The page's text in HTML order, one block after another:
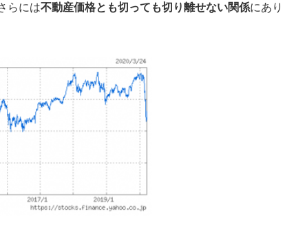
らには不動産価格とも切っても切り離せない関係にあり